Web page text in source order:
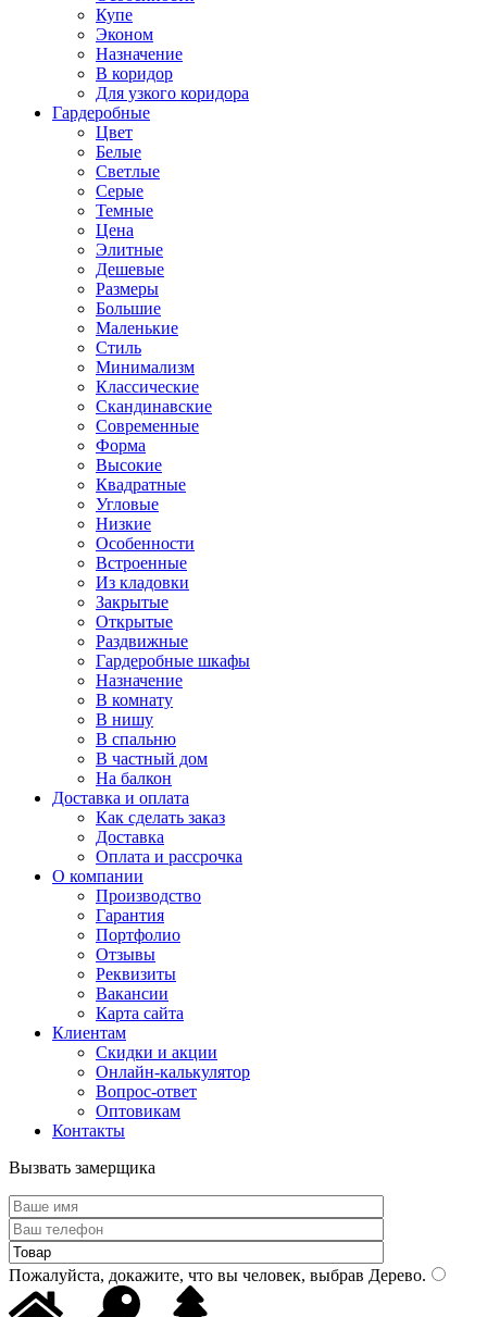
Купе
Эконом
Назначение
В коридор
Для узкого коридора
Гардеробные
Цвет
Белые
Светлые
Серые
Темные
Цена
Элитные
Дешевые
Размеры
Большие
Маленькие
Стиль
Минимализм
Классические
Скандинавские
Современные
Форма
Высокие
Квадратные
Угловые
Низкие
Особенности
Встроенные
Из кладовки
Закрытые
Открытые
Раздвижные
Гардеробные шкафы
Назначение
В комнату
В нишу
В спальню
В частный дом
На балкон
Доставка и оплата
Как сделать заказ
Доставка
Оплата и рассрочка
О компании
Производство
Гарантия
Портфолио
Отзывы
Реквизиты
Вакансии
Карта сайта
Клиентам
Скидки и акции
Онлайн-калькулятор
Вопрос-ответ
Оптовикам
Контакты
Вызвать замерщика
Пожалуйста, докажите, что вы человек, выбрав Дерево.